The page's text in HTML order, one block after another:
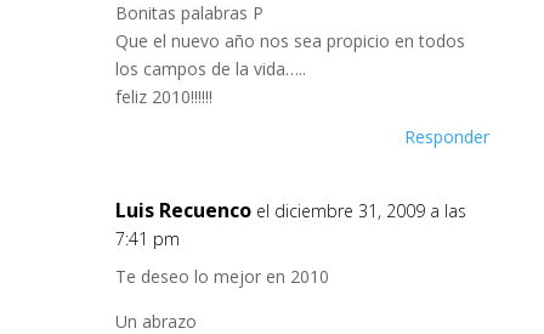
Bonitas palabras P
Que el nuevo año nos sea propicio en todos
los campos de la vida…..
feliz 2010!!!!!!
Responder
Luis Recuenco el diciembre 31, 2009 a las
7:41 pm
Te deseo lo mejor en 2010
Un abrazo